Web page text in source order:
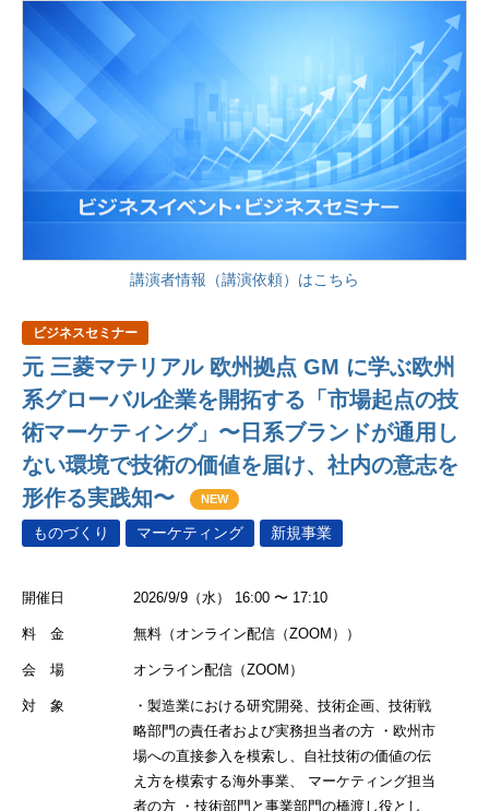
講演者情報（講演依頼）はこちら
ビジネスセミナー
元 三菱マテリアル 欧州拠点 GM に学ぶ欧州
系グローバル企業を開拓する「市場起点の技
術マーケティング」〜日系ブランドが通用し
ない環境で技術の価値を届け、社内の意志を
形作る実践知〜
NEW
ものづくり マーケティング 新規事業
開催日 2026/9/9（水） 16:00 〜 17:10
料 金 無料（オンライン配信（ZOOM））
会 場 オンライン配信（ZOOM）
対 象
・製造業における研究開発、技術企画、技術戦
略部門の責任者および実務担当者の方 ・欧州市
場への直接参入を模索し、自社技術の価値の伝
え方を模索する海外事業、 マーケティング担当
者の方 ・技術部門と事業部門の橋渡し役とし